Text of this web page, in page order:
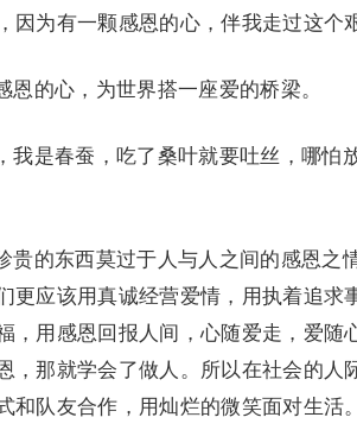
因为有一颗感恩的心，伴我走过这个
的心，为世界搭一座爱的桥梁。
是春蚕，吃了桑叶就要吐丝，哪怕
的东西莫过于人与人之间的感恩之
更应该用真诚经营爱情，用执着追求
，用感恩回报人间，心随爱走，爱随
，那就学会了做人。所以在社会的人
和队友合作，用灿烂的微笑面对生活